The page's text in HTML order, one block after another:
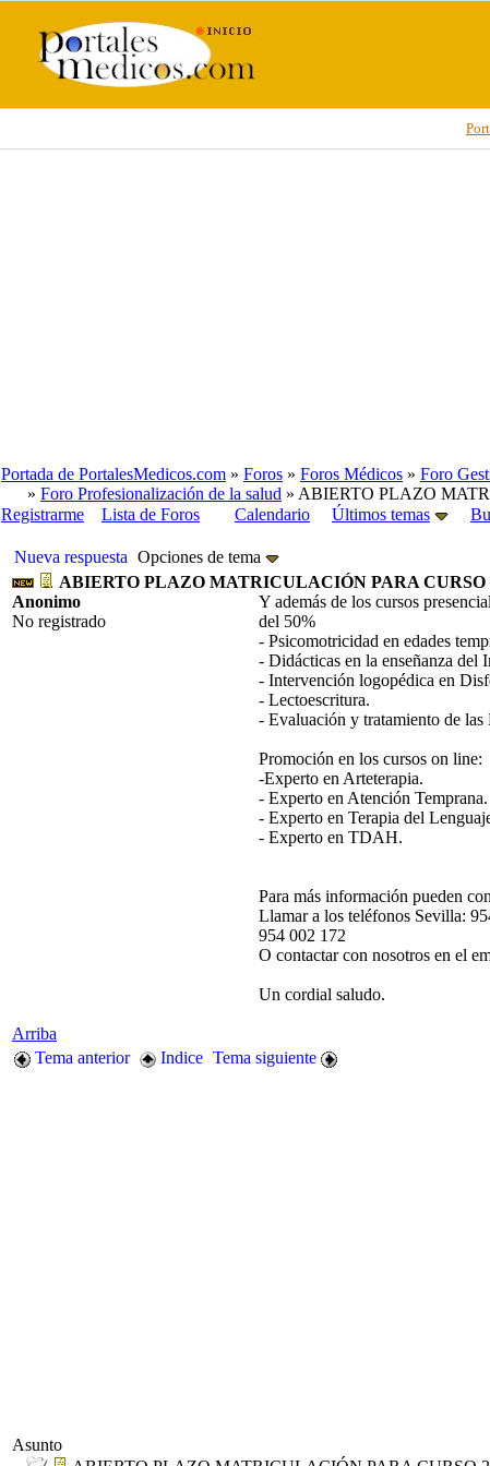
Portada de PortalesMedicos.com » Foros » Foros Médicos » Foro
» Foro Profesionalización de la salud » ABIERTO PLAZO
Registrarme
Lista de Foros Calendario Últimos temas
Nueva respuesta Opciones de tema
ABIERTO PLAZO MATRICULACIÓN PARA CURSO
Anonimo
No registrado
Y además de los cursos
del 50%
- Psicomotricidad en edades
- Didácticas en la enseñanza del
- Intervención logopédica en
- Lectoescritura.
- Evaluación y tratamiento de las
Promoción en los cursos on line:
-Experto en Arteterapia.
- Experto en Atención Temprana.
- Experto en Terapia del
- Experto en TDAH.
Para más información pueden
Llamar a los teléfonos Sevilla:
954 002 172
O contactar con nosotros en el
Un cordial saludo.
Arriba
Tema anterior
Indice Tema siguiente
Asunto